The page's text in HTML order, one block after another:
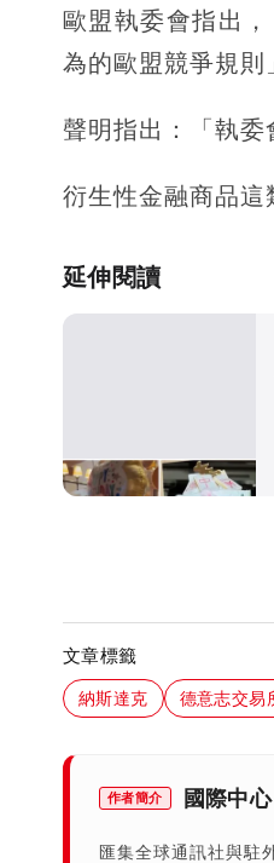
歐盟執委會指出
為的歐盟競爭規則
聲明指出：「執委
衍生性金融商品這
延伸閱讀
文章標籤
納斯達克 德意志交易
作者簡介 國際中心
匯集全球通訊社與駐